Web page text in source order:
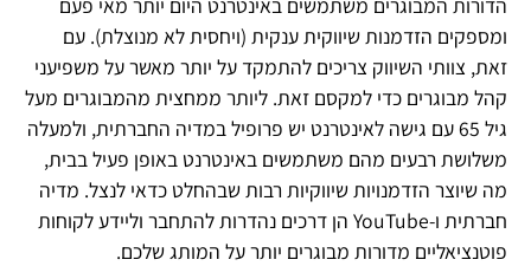
הדורות המבוגרים משתמשים באינטרנט היום יותר מאי פעם
ומספקים הזדמנות שיווקית ענקית (ויחסית לא מנוצלת). עם
זאת, צוותי השיווק צריכים להתמקד על יותר מאשר על משפיעני
קהל מבוגרים כדי למקסם זאת. ליותר ממחצית מהמבוגרים מעל
גיל 65 עם גישה לאינטרנט יש פרופיל במדיה החברתית, ולמעלה
משלושת רבעים מהם משתמשים באינטרנט באופן פעיל בבית,
מה שיוצר הזדמנויות שיווקיות רבות שבהחלט כדאי לנצל. מדיה
חברתית ו-YouTube הן דרכים נהדרות להתחבר וליידע לקוחות
פוטנציאליים מדורות מבוגרים יותר על המותג שלכם.